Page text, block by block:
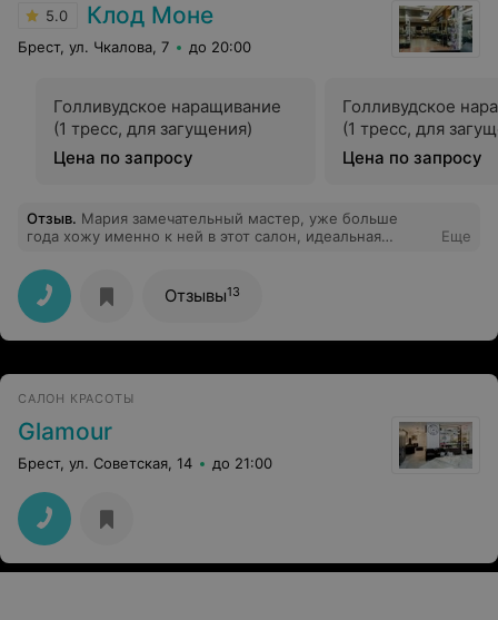
5.0 Клод Моне
Брест, ул. Чкалова, 7 до 20:00
Голливудское наращивание
(1 тресс, для загущения)
Цена по запросу
Голливудское
(1 тресс, для
Цена по запросу
Отзыв. Мария замечательный мастер, уже больше
года хожу именно к ней в этот салон, идеальная
придумали дизайн, она всегда предложит что-то
интересное.
Еще
Отзывы13
САЛОН КРАСОТЫ
Glamour
Брест, ул. Советская, 14 до 21:00